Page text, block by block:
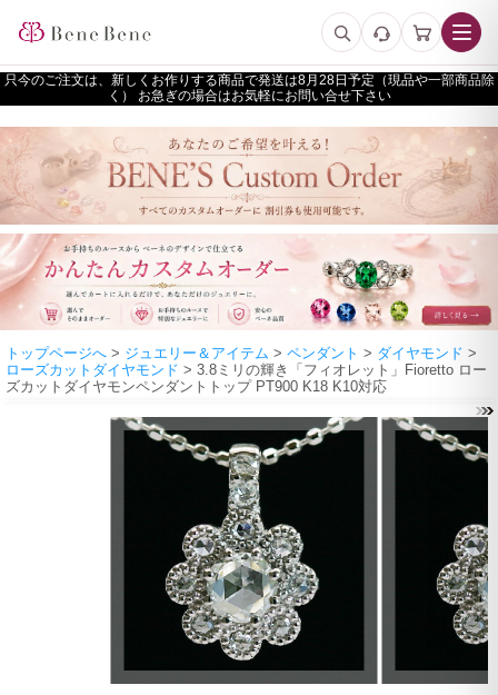
只今のご注文は、新しくお作りする商品で発送は
予定（現品や一部商品除
く） お急ぎの場合はお気軽にお問い合せ下さい
トップページへ > ジュエリー＆アイテム > ペンダント > ダイヤモンド >
ローズカットダイヤモンド > 3.8ミリの輝き「フィオレット」Fioretto ロー
ズカットダイヤモンペンダントトップ PT900 K18 K10対応